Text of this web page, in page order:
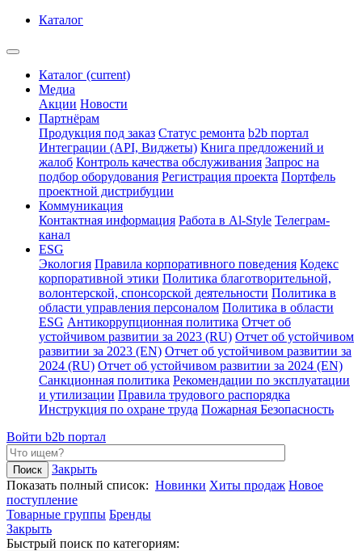
Каталог
Каталог (current)
Медиа
Акции Новости
Партнёрам
Продукция под заказ Статус ремонта b2b портал
Интеграции (API, Виджеты) Книга предложений и
жалоб Контроль качества обслуживания Запрос на
подбор оборудования Регистрация проекта Портфель
проектной дистрибуции
Коммуникация
Контактная информация Работа в Al-Style Телеграм-
канал
ESG
Экология Правила корпоративного поведения Кодекс
корпоративной этики Политика благотворительной,
волонтерской, спонсорской деятельности Политика в
области управления персоналом Политика в области
ESG Антикоррупционная политика Отчет об
устойчивом развитии за 2023 (RU) Отчет об устойчивом
развитии за 2023 (EN) Отчет об устойчивом развитии за
2024 (RU) Отчет об устойчивом развитии за 2024 (EN)
Санкционная политика Рекомендации по эксплуатации
и утилизации Правила трудового распорядка
Инструкция по охране труда Пожарная Безопасность
Войти b2b портал
Закрыть
Показать полный список: Новинки Хиты продаж Новое
поступление
Товарные группы Бренды
Закрыть
Быстрый поиск по категориям: